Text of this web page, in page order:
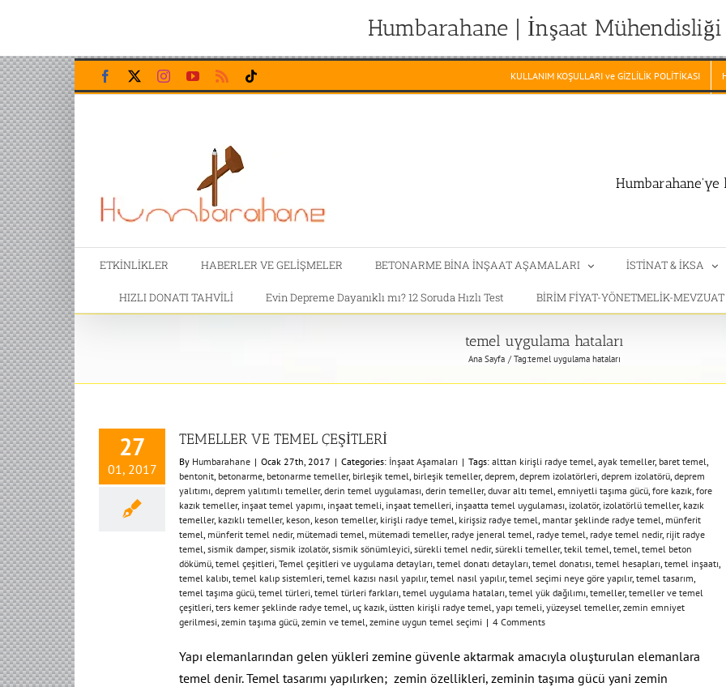
Humbarahane | İnşaat Mühendisliği
Skip
to
content
Facebook InstagramYouTubeRss KULLANIM KOŞULLARI ve GİZLİLİK POLİTİKASI
Humbarahane'ye
ETKİNLİKLER HABERLER VE GELİŞMELER BETONARME BİNA İNŞAAT AŞAMALARI İSTİNAT & İKSA
HIZLI DONATI TAHVİLİ Evin Depreme Dayanıklı mı? 12 Soruda Hızlı Test BİRİM FİYAT-YÖNETMELİK-
temel uygulama hataları
Ana Sayfa Tag:temel uygulama hataları
27
01, 2017
TEMELLER VE TEMEL ÇEŞİTLERİ
By Humbarahane | Ocak 27th, 2017 | Categories: İnşaat Aşamaları | Tags: alttan kirişli radye temel, ayak temeller, baret temel,
bentonit, betonarme, betonarme temeller, birleşik temel, birleşik temeller, deprem, deprem izolatörleri, deprem izolatörü, deprem
yalıtımı, deprem yalıtımlı temeller, derin temel uygulaması, derin temeller, duvar altı temel, emniyetli taşıma gücü, fore kazık, fore
kazık temeller, inşaat temel yapımı, inşaat temeli, inşaat temelleri, inşaatta temel uygulaması, izolatör, izolatörlü temeller, kazık
temeller, kazıklı temeller, keson, keson temeller, kirişli radye temel, kirişsiz radye temel, mantar şeklinde radye temel, münferit
temel, münferit temel nedir, mütemadi temel, mütemadi temeller, radye jeneral temel, radye temel, radye temel nedir, rijit radye
temel, sismik damper, sismik izolatör, sismik sönümleyici, sürekli temel nedir, sürekli temeller, tekil temel, temel, temel beton
dökümü, temel çeşitleri, Temel çeşitleri ve uygulama detayları, temel donatı detayları, temel donatısı, temel hesapları, temel inşaatı,
temel kalıbı, temel kalıp sistemleri, temel kazısı nasıl yapılır, temel nasıl yapılır, temel seçimi neye göre yapılır, temel tasarım,
temel taşıma gücü, temel türleri, temel türleri farkları, temel uygulama hataları, temel yük dağılımı, temeller, temeller ve temel
çeşitleri, ters kemer şeklinde radye temel, uç kazık, üstten kirişli radye temel, yapı temeli, yüzeysel temeller, zemin emniyet
gerilmesi, zemin taşıma gücü, zemin ve temel, zemine uygun temel seçimi | 4 Comments
Yapı elemanlarından gelen yükleri zemine güvenle aktarmak amacıyla oluşturulan elemanlara
temel denir. Temel tasarımı yapılırken; zemin özellikleri, zeminin taşıma gücü yani zemin